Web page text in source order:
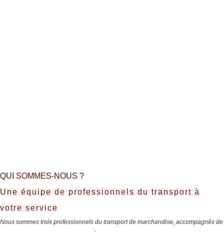
QUI SOMMES-NOUS ?
Une équipe de professionnels du transport à
votre service
Nous sommes trois professionnels du transport de marchandise, accompagnés de